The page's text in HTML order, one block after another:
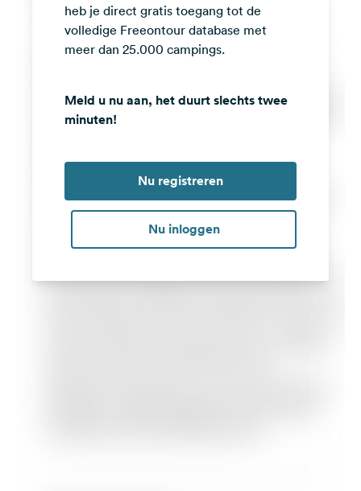
Instagram
heb je direct gratis toegang tot de
volledige Freeontour database met
meer dan 25.000 campings.
Meld u nu aan, het duurt slechts twee
minuten!
Nu registreren
Nu inloggen